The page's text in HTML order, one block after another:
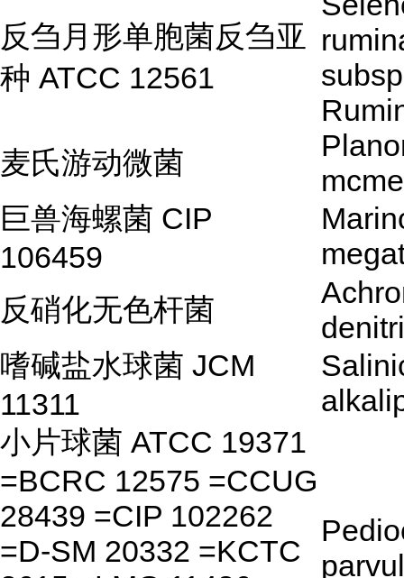
反刍月形单胞菌反刍亚
种 ATCC 12561
麦氏游动微菌
巨兽海螺菌 CIP
106459
反硝化无色杆菌
嗜碱盐水球菌 JCM
11311
小片球菌 ATCC 19371
=BCRC 12575 =CCUG
28439 =CIP 102262
=D-SM 20332 =KCTC